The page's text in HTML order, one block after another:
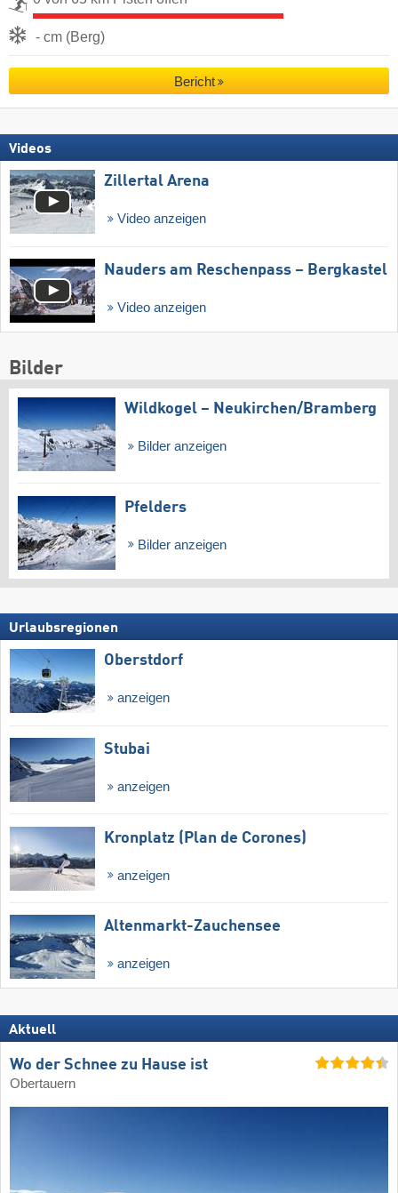
- cm (Berg)
Bericht
Videos
Zillertal Arena
Video anzeigen
Nauders am Reschenpass – Bergkastel
Video anzeigen
Bilder
Wildkogel – Neukirchen/​Bramberg
Bilder anzeigen
Pfelders
Bilder anzeigen
Urlaubsregionen
Oberstdorf
anzeigen
Stubai
anzeigen
Kronplatz (Plan de Corones)
anzeigen
Altenmarkt-Zauchensee
anzeigen
Aktuell
Wo der Schnee zu Hause ist
Obertauern